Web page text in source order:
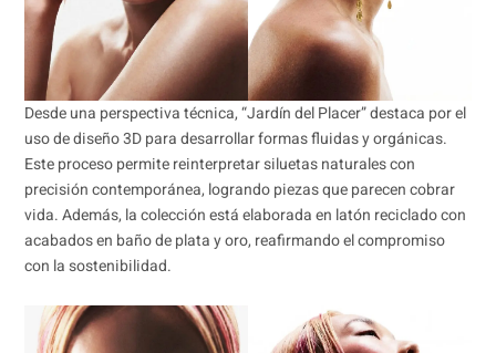
Desde una perspectiva técnica, “Jardín del Placer” destaca por el
uso de diseño 3D para desarrollar formas fluidas y orgánicas.
Este proceso permite reinterpretar siluetas naturales con
precisión contemporánea, logrando piezas que parecen cobrar
vida. Además, la colección está elaborada en latón reciclado con
acabados en baño de plata y oro, reafirmando el compromiso
con la sostenibilidad.